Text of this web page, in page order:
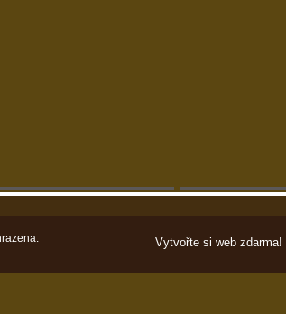
Vytvořte si web zdarma!